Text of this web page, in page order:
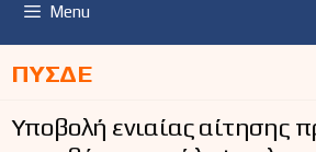
Menu
ΠΥΣΔΕ
Υποβολή ενιαίας αίτησης